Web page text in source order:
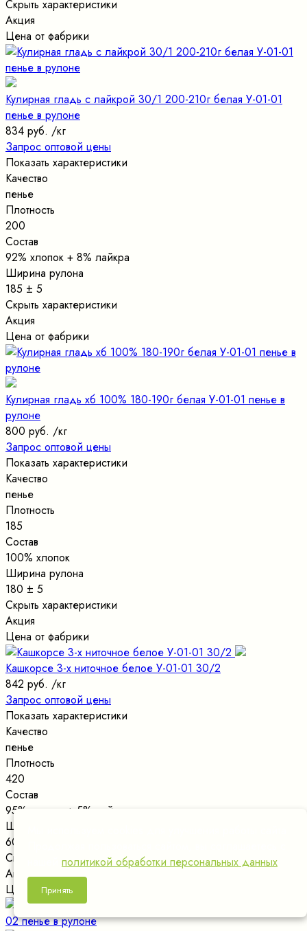
Скрыть характеристики
Акция
Цена от фабрики
Кулирная гладь с лайкрой 30/1 200-210г белая У-01-01
пенье в рулоне
834 руб. /кг
Запрос оптовой цены
Показать характеристики
Качество
пенье
Плотность
200
Состав
92% хлопок + 8% лайкра
Ширина рулона
185 ± 5
Скрыть характеристики
Акция
Цена от фабрики
Кулирная гладь хб 100% 180-190г белая У-01-01 пенье в
рулоне
800 руб. /кг
Запрос оптовой цены
Показать характеристики
Качество
пенье
Плотность
185
Состав
100% хлопок
Ширина рулона
180 ± 5
Скрыть характеристики
Акция
Цена от фабрики
Кашкорсе 3-х ниточное белое У-01-01 30/2
842 руб. /кг
Запрос оптовой цены
Показать характеристики
Качество
пенье
Плотность
420
Состав
95% хлопок + 5% лайкра
Ширина рулона
60х2
Скрыть характеристики
Акция
Цена от фабрики
политикой обработки персональных данных
Принять